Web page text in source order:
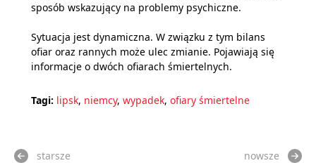
sposób wskazujący na problemy psychiczne.
Sytuacja jest dynamiczna. W związku z tym bilans
ofiar oraz rannych może ulec zmianie. Pojawiają się
informacje o dwóch ofiarach śmiertelnych.
Tagi: lipsk, niemcy, wypadek, ofiary śmiertelne
starsze nowsze